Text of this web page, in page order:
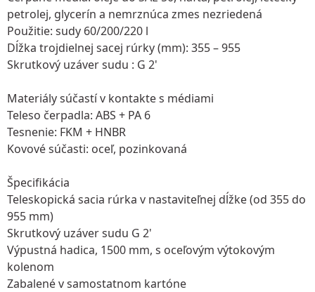
petrolej, glycerín a nemrznúca zmes nezriedená
Použitie: sudy 60/200/220 l
Dĺžka trojdielnej sacej rúrky (mm): 355 – 955
Skrutkový uzáver sudu : G 2'
Materiály súčastí v kontakte s médiami
Teleso čerpadla: ABS + PA 6
Tesnenie: FKM + HNBR
Kovové súčasti: oceľ, pozinkovaná
Špecifikácia
Teleskopická sacia rúrka v nastaviteľnej dĺžke (od 355 do
955 mm)
Skrutkový uzáver sudu G 2'
Výpustná hadica, 1500 mm, s oceľovým výtokovým
kolenom
Zabalené v samostatnom kartóne